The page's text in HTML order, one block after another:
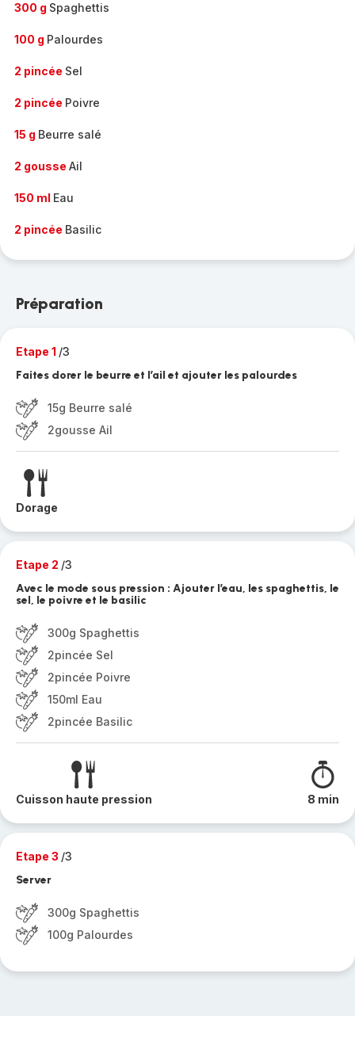
300 g Spaghettis
100 g Palourdes
2 pincée Sel
2 pincée Poivre
15 g Beurre salé
2 gousse Ail
150 ml Eau
2 pincée Basilic
Préparation
Etape 1 /3
Faites dorer le beurre et l’ail et ajouter les palourdes
15g Beurre salé
2gousse Ail
Dorage
Etape 2 /3
Avec le mode sous pression : Ajouter l’eau, les spaghettis, le
sel, le poivre et le basilic
300g Spaghettis
2pincée Sel
2pincée Poivre
150ml Eau
2pincée Basilic
Cuisson haute pression 8 min
Etape 3 /3
Server
300g Spaghettis
100g Palourdes